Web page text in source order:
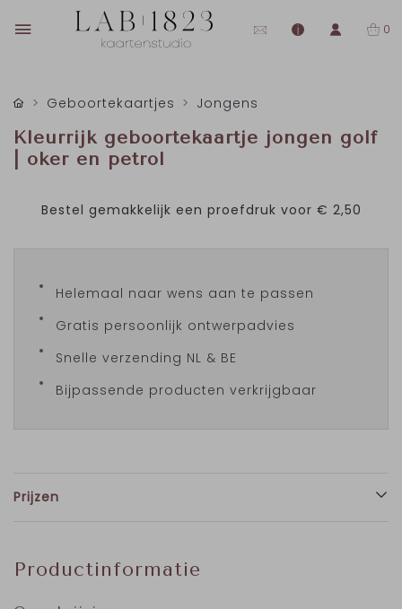
0
Geboortekaartjes Jongens
Kleurrijk geboortekaartje jongen golf
| oker en petrol
Bestel gemakkelijk een proefdruk voor € 2,50
Helemaal naar wens aan te passen
Gratis persoonlijk ontwerpadvies
Snelle verzending NL & BE
Bijpassende producten verkrijgbaar
Prijzen
Productinformatie